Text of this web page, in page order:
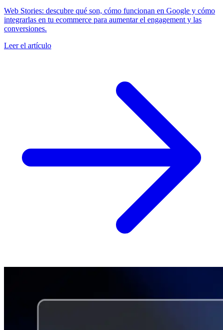
Web Stories: descubre qué son, cómo funcionan en Google y cómo
integrarlas en tu ecommerce para aumentar el engagement y las
conversiones.
Leer el artículo